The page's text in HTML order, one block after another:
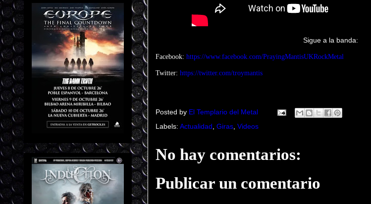
Sigue a la banda:
Facebook: https://www.facebook.com/PrayingMantisUKRockMetal
Twitter: https://twitter.com/troymantis
Posted by El Templario del Metal
Labels: Actualidad Giras Videos
No hay comentarios:
Publicar un comentario